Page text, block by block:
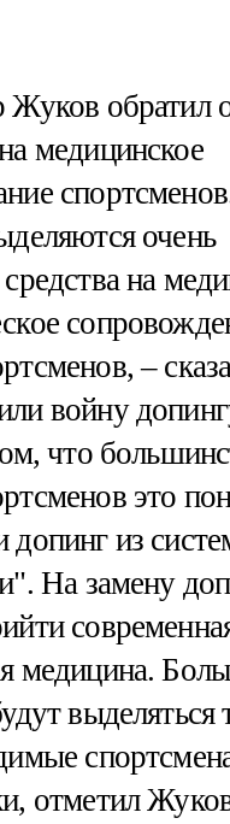
Жуков обратил
медицинское
очень
на
–
войну
что
это
допинг из
На замену
медицина.
выделяться
отметил